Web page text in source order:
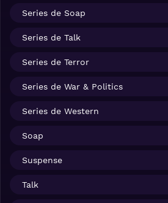
Series de Soap
Series de Talk
Series de Terror
Series de War & Politics
Series de Western
Soap
Suspense
Talk